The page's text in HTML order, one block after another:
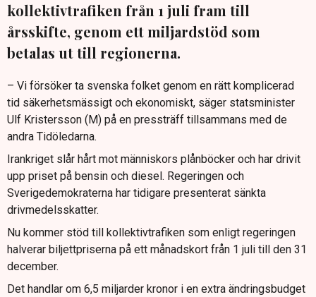
kollektivtrafiken från 1 juli fram till
årsskifte, genom ett miljardstöd som
betalas ut till regionerna.
– Vi försöker ta svenska folket genom en rätt komplicerad
tid säkerhetsmässigt och ekonomiskt, säger statsminister
Ulf Kristersson (M) på en pressträff tillsammans med de
andra Tidöledarna.
Irankriget slår hårt mot människors plånböcker och har drivit
upp priset på bensin och diesel. Regeringen och
Sverigedemokraterna har tidigare presenterat sänkta
drivmedelsskatter.
Nu kommer stöd till kollektivtrafiken som enligt regeringen
halverar biljettpriserna på ett månadskort från 1 juli till den 31
december.
Det handlar om 6,5 miljarder kronor i en extra ändringsbudget